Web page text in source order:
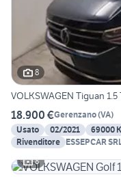
8
VOLKSWAGEN Tiguan
18.900 €Gerenzano(VA)
Usato
02/2021 69000
Rivenditore ESSEPCAR
8